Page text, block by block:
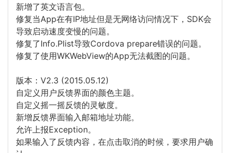
新增了英文语言包。
修复当App在有IP地址但是无网络访问情况下，SDK会
导致启动速度变慢的问题。
修复了Info.Plist导致Cordova prepare错误的问题。
修复了使用WKWebView的App无法截图的问题。
版本：V2.3 (2015.05.12)
自定义用户反馈界面的颜色主题。
自定义摇一摇反馈的灵敏度。
新增反馈界面输入邮箱地址功能。
允许上报Exception。
如果输入了反馈内容，在点击取消的时候，要求用户确